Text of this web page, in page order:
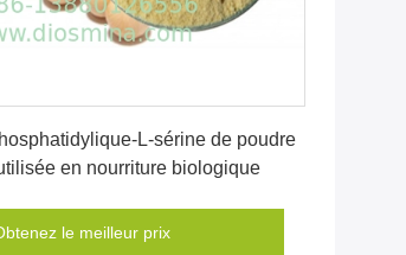
L-sérine de poudre
en nourriture biologique
le meilleur prix